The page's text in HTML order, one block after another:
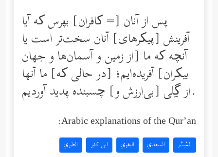
پس از آنان [= کافران] بپرس که آیا
آفرینش [پیکرهای] آنان سخت‌تر است یا
آنچه که ما [از زمین و آسمان‌ها و جهان
بیکران] آفریده‌ایم؛ [در حالی که] ما آنها
از گِلى [بی‌ارزش و] چسبنده پدید آوردیم.
Arabic explanations of the Qur’an:
المُيسَّر السعدي البغوي ابن كثير الطبري